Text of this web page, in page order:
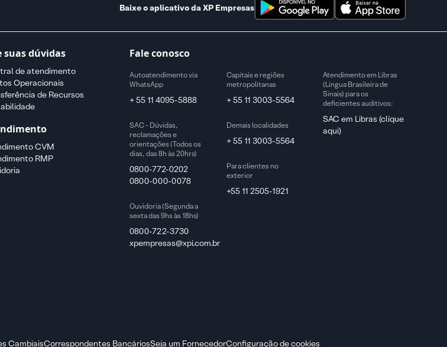
Baixe o aplicativo daXP Empresas
suas dúvidas
de atendimento
Operacionais
de Recursos
CVM
RMP
Fale conosco
Autoatendimento via
WhatsApp
+ 55 11 4095-5888
SAC - Dúvidas,
reclamações e
orientações (Todos os
dias, das 8h às 20hrs)
0800-772-0202
0800-000-0078
Ouvidoria (Segunda a
sexta das 9hs às 18hs)
0800-722-3730
xpempresas@xpi.com.br
Capitais e regiões
metropolitanas
+ 55 11 3003-5564
Demais localidades
+ 55 11 3003-5564
Para clientes no
exterior
+55 11 2505-1921
Atendimento em Libras
(Língua Brasileira de
Sinais) para os
deficientes auditivos:
SAC em Libras (clique
aqui)
CambiaisCorrespondentes BancáriosSeja um FornecedorConfiguração de cookies